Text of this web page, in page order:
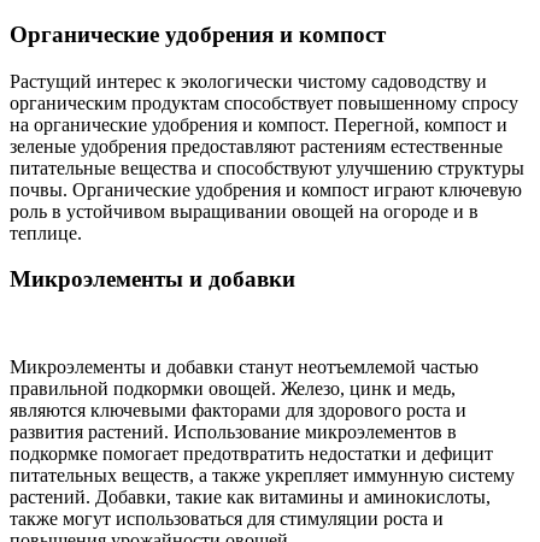
Органические удобрения и компост
Растущий интерес к экологически чистому садоводству и
органическим продуктам способствует повышенному спросу
на органические удобрения и компост. Перегной, компост и
зеленые удобрения предоставляют растениям естественные
питательные вещества и способствуют улучшению структуры
почвы. Органические удобрения и компост играют ключевую
роль в устойчивом выращивании овощей на огороде и в
теплице.
Микроэлементы и добавки
Микроэлементы и добавки станут неотъемлемой частью
правильной подкормки овощей. Железо, цинк и медь,
являются ключевыми факторами для здорового роста и
развития растений. Использование микроэлементов в
подкормке помогает предотвратить недостатки и дефицит
питательных веществ, а также укрепляет иммунную систему
растений. Добавки, такие как витамины и аминокислоты,
также могут использоваться для стимуляции роста и